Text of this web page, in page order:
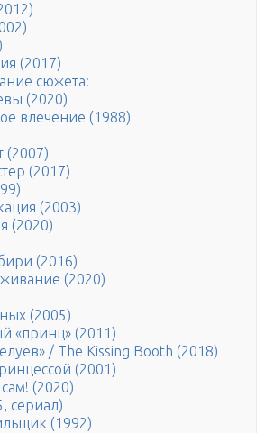
(2017)
сюжета:
(2020)
влечение (1988)
(2007)
(2017)
(2003)
(2020)
(2016)
(2020)
(2005)
«принц» (2011)
/ The Kissing Booth (2018)
(2001)
(2020)
сериал)
(1992)